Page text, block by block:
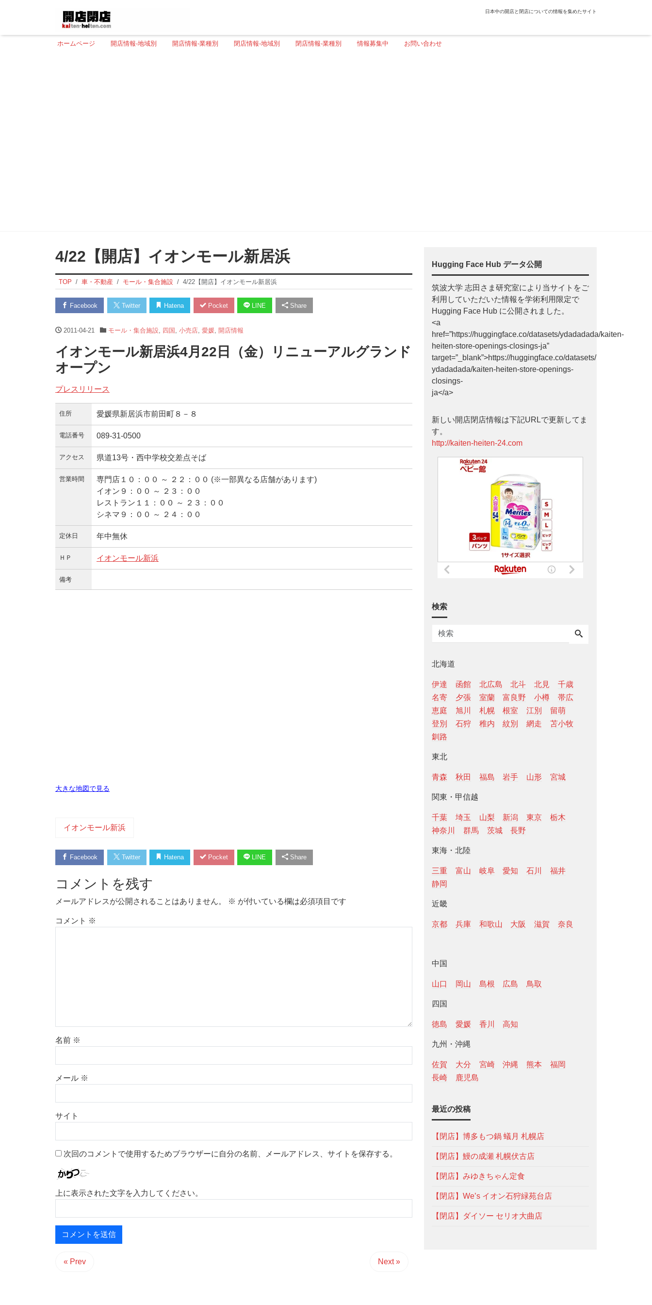
日本中の開店と閉店についての情報を集めたサイト
ホームページ 開店情報-地域別 開店情報-業種別 閉店情報-地域別 閉店情報-業種別 情報募集中 お問い合わせ
4/22【開店】イオンモール新居浜
TOP 車・不動産 モール・集合施設 4/22【開店】イオンモール新居浜
Facebook Twitter Hatena Pocket LINE Share
2011-04-21 モール・集合施設, 四国 小売店, 愛媛, 開店情報
イオンモール新居浜4月22日（金）リニューアルグランド
オープン
プレスリリース
住所 愛媛県新居浜市前田町８－８
電話番号 089-31-0500
アクセス 県道13号・西中学校交差点そば
営業時間
専門店１０：００ ～ ２２：００ (※一部異なる店舗があります)
イオン９：００ ～ ２３：００
レストラン１１：００ ～ ２３：００
シネマ９：００ ～ ２４：００
定休日 年中無休
ＨＰ イオンモール新浜
備考
大きな地図で見る
イオンモール新浜
Facebook Twitter Hatena Pocket LINE Share
コメントを残す
メールアドレスが公開されることはありません。 ※ が付いている欄は必須項目です
コメント ※
名前 ※
メール ※
サイト
次回のコメントで使用するためブラウザーに自分の名前、メールアドレス、サイトを保存する。
上に表示された文字を入力してください。
« Prev Next »
Hugging Face Hub データ公開
筑波大学 志田さま研究室により当サイトをご
利用していただいた情報を学術利用限定で
Hugging Face Hub に公開されました。
<a
href=”https://huggingface.co/datasets/ydadadada/kaiten-
heiten-store-openings-closings-ja”
target=”_blank”>https://huggingface.co/datasets/
ydadadada/kaiten-heiten-store-openings-
closings-
ja</a>
新しい開店閉店情報は下記URLで更新してま
す。
http://kaiten-heiten-24.com
検索
北海道
伊達 函館 北広島 北斗 北見
千歳
名寄
夕張 室蘭 富良野 小樽
帯広
恵庭
旭川 札幌 根室 江別
留萌
登別
石狩 稚内 紋別 網走
苫小牧
釧路
東北
青森 秋田 福島 岩手 山形 宮城
関東・甲信越
千葉 埼玉 山梨 新潟 東京
栃木
神奈川
群馬 茨城 長野
東海・北陸
三重 富山 岐阜 愛知 石川
福井
静岡
近畿
京都 兵庫 和歌山 大阪 滋賀 奈良
中国
山口 岡山 島根 広島 鳥取
四国
徳島 愛媛 香川 高知
九州・沖縄
佐賀 大分 宮崎 沖縄 熊本
福岡
長崎
鹿児島
最近の投稿
【閉店】博多もつ鍋 蟻月 札幌店
【閉店】鰻の成瀬 札幌伏古店
【閉店】みゆきちゃん定食
【閉店】We’s イオン石狩緑苑台店
【閉店】ダイソー セリオ大曲店